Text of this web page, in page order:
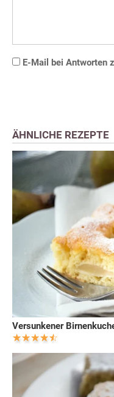
E-Mail bei Antworten
ÄHNLICHE REZEPTE
Versunkener